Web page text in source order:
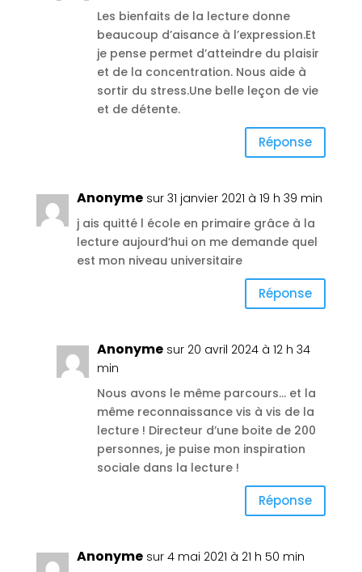
Les bienfaits de la lecture donne
beaucoup d’aisance à l’expression.Et
je pense permet d’atteindre du plaisir
et de la concentration. Nous aide à
sortir du stress.Une belle leçon de vie
et de détente.
Réponse
Anonyme sur 31 janvier 2021 à 19 h 39 min
j ais quitté l école en primaire grâce à la
lecture aujourd’hui on me demande quel
est mon niveau universitaire
Réponse
Anonyme sur 20 avril 2024 à 12 h 34
min
Nous avons le même parcours… et la
même reconnaissance vis à vis de la
lecture ! Directeur d’une boite de 200
personnes, je puise mon inspiration
sociale dans la lecture !
Réponse
Anonyme sur 4 mai 2021 à 21 h 50 min